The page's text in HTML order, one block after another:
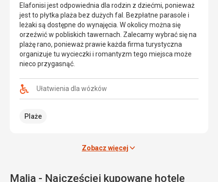
Elafonisi jest odpowiednia dla rodzin z dziećmi, ponieważ
jest to płytka plaża bez dużych fal. Bezpłatne parasole i
leżaki są dostępne do wynajęcia. W okolicy można się
orzeźwić w pobliskich tawernach. Zalecamy wybrać się na
plażę rano, ponieważ prawie każda firma turystyczna
organizuje tu wycieczki i romantyzm tego miejsca może
nieco przygasnąć.
Ułatwienia dla wózków
Plaże
Jest
największe
stanowisko
archeologiczne
epoki
brązu,
gdzie
znajduje
również
minojskiego
Zobacz więcej
Malia - Najczęściej kupowane hotele